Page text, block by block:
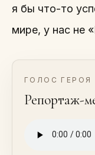
я бы что-то
мире, у нас не
ГОЛОС ГЕРОЯ
Репортаж-